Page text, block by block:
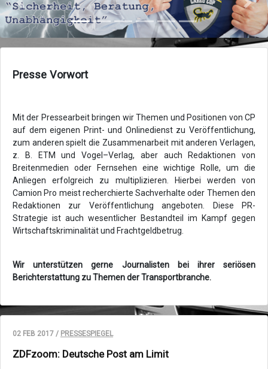
Zurück Vor
Presse Vorwort
Mit der Pressearbeit bringen wir Themen und Positionen von CP
auf dem eigenen Print- und Onlinedienst zu Veröffentlichung,
zum anderen spielt die Zusammenarbeit mit anderen Verlagen,
z. B. ETM und Vogel–Verlag, aber auch Redaktionen von
Breitenmedien oder Fernsehen eine wichtige Rolle, um die
Anliegen erfolgreich zu multiplizieren. Hierbei werden von
Camion Pro meist recherchierte Sachverhalte oder Themen den
Redaktionen zur Veröffentlichung angeboten. Diese PR-
Strategie ist auch wesentlicher Bestandteil im Kampf gegen
Wirtschaftskriminalität und Frachtgeldbetrug.
Wir unterstützen gerne Journalisten bei ihrer seriösen
Berichterstattung zu Themen der Transportbranche.
02 FEB 2017 / PRESSESPIEGEL
ZDFzoom: Deutsche Post am Limit